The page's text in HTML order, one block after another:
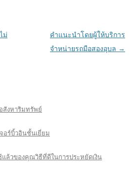
ม่
คำแนะนำโดยผู้ให้บริการ
จำหน่ายรถมือสองอุบล →
สังหาริมทรัพย์
อร์บิ้วอินชั้นเยี่ยม
ล้วของคุณวิธีที่ดีในการประหยัดเงิน